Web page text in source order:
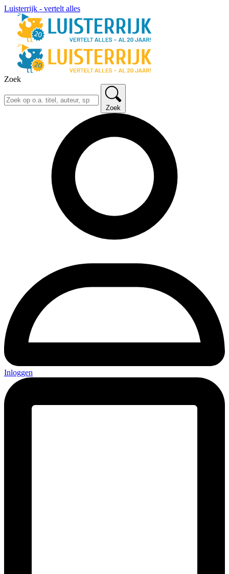
Luisterrijk - vertelt alles
Zoek
Zoek
Inloggen